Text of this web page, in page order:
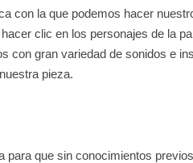
con la que podemos hacer
clic en los personajes de la
con gran variedad de sonidos e
pieza.
para que sin conocimientos